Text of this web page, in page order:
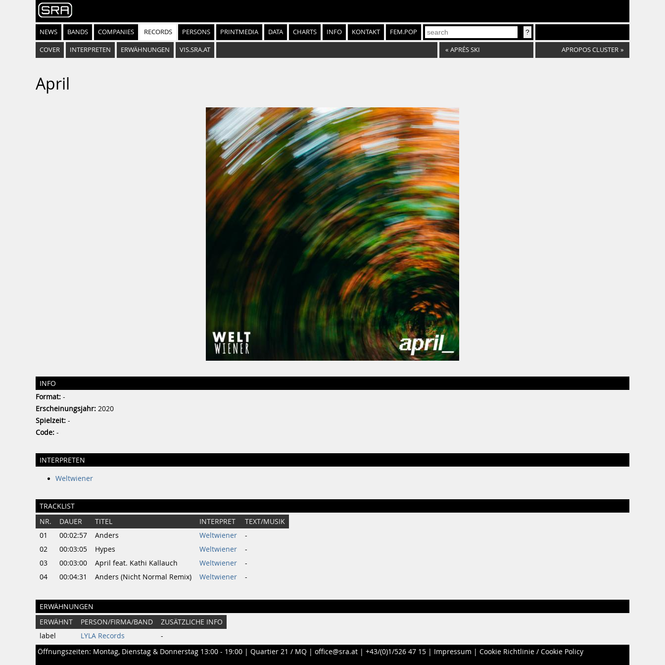
NEWS BANDS COMPANIES RECORDS PERSONS PRINTMEDIA DATA CHARTS INFO KONTAKT FEM.POP
COVER INTERPRETEN ERWÄHNUNGEN VIS.SRA.AT « APRÉS SKI APROPOS CLUSTER »
April
INFO
Format: -
Erscheinungsjahr: 2020
Spielzeit: -
Code: -
INTERPRETEN
Weltwiener
TRACKLIST
NR. DAUER TITEL INTERPRET
TEXT/MUSIK
01
00:02:57 Anders Weltwiener
-
02
00:03:05 Hypes Weltwiener
-
03
00:03:00 April feat. Kathi Kallauch Weltwiener
-
04
00:04:31 Anders (Nicht Normal Remix) Weltwiener -
ERWÄHNUNGEN
ERWÄHNT PERSON/FIRMA/BAND
ZUSÄTZLICHE INFO
label
LYLA Records
-
Öffnungszeiten: Montag, Dienstag & Donnerstag 13:00 - 19:00 | Quartier 21 / MQ | office@sra.at | +43/(0)1/526 47 15 | Impressum | Cookie Richtlinie / Cookie Policy